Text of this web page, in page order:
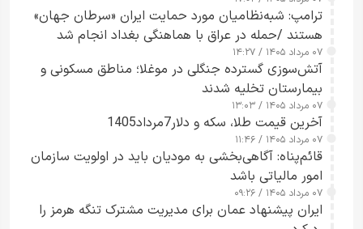
ترامپ: شبه‌نظامیان مورد حمایت ایران «سرطان جهان»
هستند /حمله در عراق با هماهنگی بغداد انجام شد
۰۷ مرداد ۱۴۰۵ / ۱۴:۲۷
آتش‌سوزی گسترده جنگلی در موغلا؛ مناطق مسکونی و
بیمارستان تخلیه شدند
۰۷ مرداد ۱۴۰۵ / ۱۳:۰۳
آخرین قیمت طلا، سکه و دلار7مرداد1405
۰۷ مرداد ۱۴۰۵ / ۱۱:۴۶
قائم‌پناه: آگاهی‌بخشی به مودیان باید در اولویت سازمان
امور مالیاتی باشد
۰۷ مرداد ۱۴۰۵ / ۰۹:۲۶
ایران پیشنهاد عمان برای مدیریت مشترک تنگه هرمز را